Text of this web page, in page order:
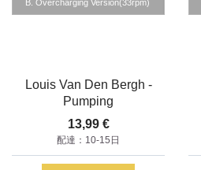
B. Overcharging Version(33rpm)
Louis Van Den Bergh -
Pumping
13,99 €
配達：10-15日